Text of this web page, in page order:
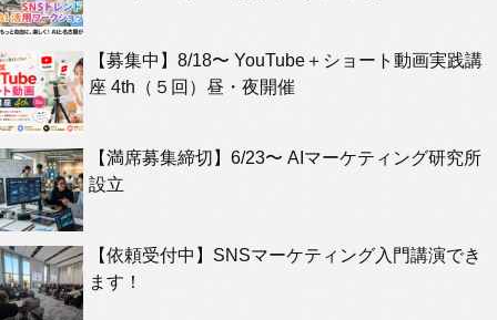
【募集中】8/18〜 YouTube＋ショート動画実践講
座 4th（５回）昼・夜開催
【満席募集締切】6/23〜 AIマーケティング研究所
設立
【依頼受付中】SNSマーケティング入門講演でき
ます！